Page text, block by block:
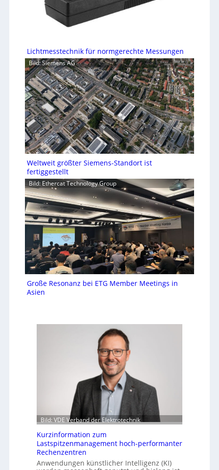
Lichtmesstechnik für normgerechte Messungen
Bild: Siemens AG
Weltweit größter Siemens-Standort ist
fertiggestellt
Bild: Ethercat Technology Group
Große Resonanz bei ETG Member Meetings in
Asien
Bild: VDE Verband der Elektrotechnik
Kurzinformation zum
Lastspitzenmanagement hoch-performanter
Rechenzentren
Anwendungen künstlicher Intelligenz (KI)